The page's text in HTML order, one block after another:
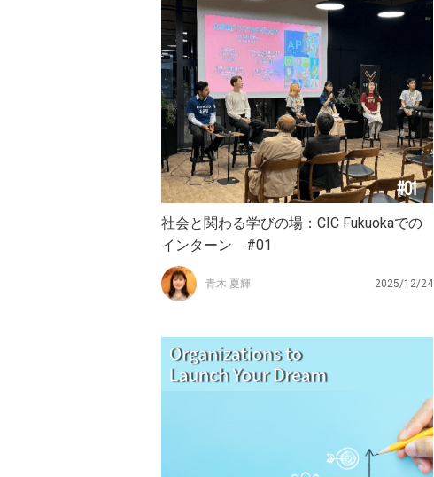
社会と関わる学びの場：CIC Fukuokaでの
インターン #01
青木 夏輝 2025/12/24